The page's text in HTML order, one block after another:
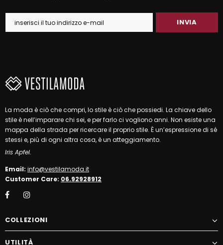
La moda è ciò che compri, lo stile è ciò che possiedi. La chiave dello
stile è nell’imparare chi sei, e per farlo ci vogliono anni. Non esiste una
mappa della strada per ricercare il proprio stile. È un’espressione di sé
stessi e, più di ogni altra cosa, è un atteggiamento.
Iris Apfel.
Email: info@vestilamoda.it
Customer Care: 06.92928912
COLLEZIONI
UTILITÀ